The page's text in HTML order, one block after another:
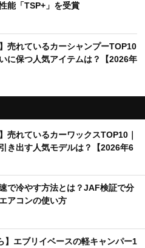
能「TSP+」を受賞
売れているカーシャンプーTOP10
に保つ人気アイテムは？【2026年
売れているカーワックスTOP10｜
き出す人気モデルは？【2026年6
で冷やす方法とは？JAF検証で分
アコンの使い方
】エブリイベースの軽キャンパー1